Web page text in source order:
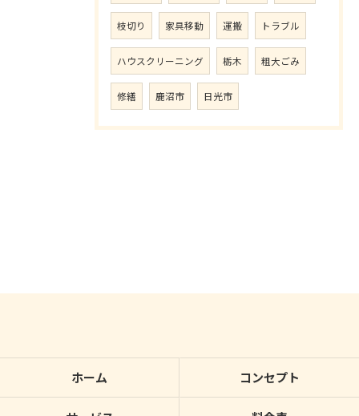
枝切り 家具移動 運搬 トラブル
ハウスクリーニング 栃木 粗大ごみ
修繕 鹿沼市 日光市
ホーム コンセプト